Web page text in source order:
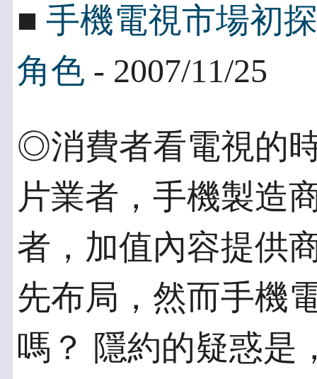
■ 手機電視市場初
角色 - 2007/11/25
◎消費者看電視的
片業者，手機製造
者，加值內容提供
先布局，然而手機
嗎？ 隱約的疑惑是